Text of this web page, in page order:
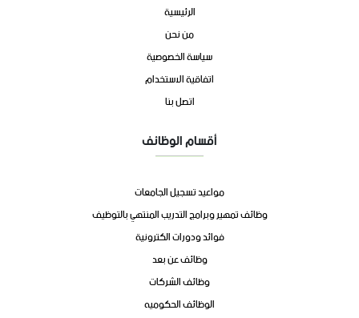
الرئيسية
من نحن
سياسة الخصوصية
اتفاقية الاستخدام
اتصل بنا
أقسام الوظائف
مواعيد تسجيل الجامعات
وظائف تمهير وبرامج التدريب المنتهي بالتوظيف
فوائد ودورات الكترونية
وظائف عن بعد
وظائف الشركات
الوظائف الحكوميه